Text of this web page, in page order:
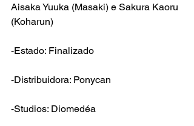
Aisaka Yuuka (Masaki) e Sakura Kaoru
(Koharun)
-Estado: Finalizado
-Distribuidora: Ponycan
-Studios: Diomedéa